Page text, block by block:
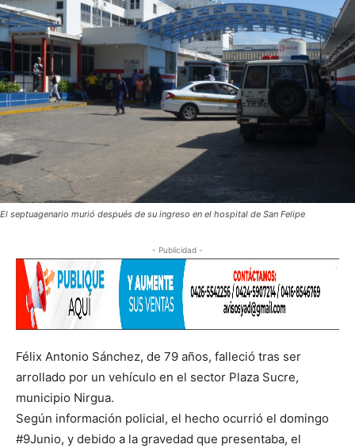
El septuagenario murió después de su ingreso en el hospital de San Felipe
- Publicidad -
Félix Antonio Sánchez, de 79 años, falleció tras ser
arrollado por un vehículo en el sector Plaza Sucre,
municipio Nirgua.
Según información policial, el hecho ocurrió el domingo
#9Junio, y debido a la gravedad que presentaba, el